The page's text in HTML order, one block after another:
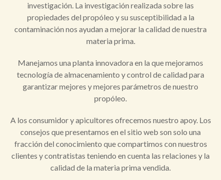
investigación. La investigación realizada sobre las
propiedades del propóleo y su susceptibilidad a la
contaminación nos ayudan a mejorar la calidad de nuestra
materia prima.
Manejamos una planta innovadora en la que mejoramos
tecnología de almacenamiento y control de calidad para
garantizar mejores y mejores parámetros de nuestro
propóleo.
A los consumidor y apicultores ofrecemos nuestro apoy. Los
consejos que presentamos en el sitio web son solo una
fracción del conocimiento que compartimos con nuestros
clientes y contratistas teniendo en cuenta las relaciones y la
calidad de la materia prima vendida.